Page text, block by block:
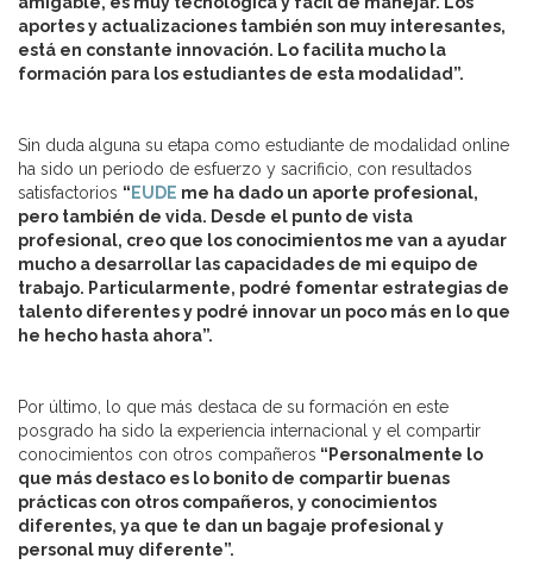
aportes y actualizaciones también son muy interesantes,
está en constante innovación. Lo facilita mucho la
formación para los estudiantes de esta modalidad”.
Sin duda alguna su etapa como estudiante de modalidad online
ha sido un periodo de esfuerzo y sacrificio, con resultados
satisfactorios “ EUDE me ha dado un aporte profesional,
pero también de vida. Desde el punto de vista
profesional, creo que los conocimientos me van a ayudar
mucho a desarrollar las capacidades de mi equipo de
trabajo. Particularmente, podré fomentar estrategias de
talento diferentes y podré innovar un poco más en lo que
he hecho hasta ahora”.
Por último, lo que más destaca de su formación en este
posgrado ha sido la experiencia internacional y el compartir
conocimientos con otros compañeros “Personalmente lo
que más destaco es lo bonito de compartir buenas
prácticas con otros compañeros, y conocimientos
diferentes, ya que te dan un bagaje profesional y
personal muy diferente”.